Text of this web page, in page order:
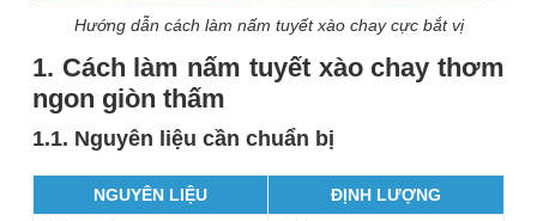
Hướng dẫn cách làm nấm tuyết xào chay cực bắt vị
1. Cách làm nấm tuyết xào chay thơm
ngon giòn thấm
1.1. Nguyên liệu cần chuẩn bị
NGUYÊN LIỆU
ĐỊNH LƯỢNG